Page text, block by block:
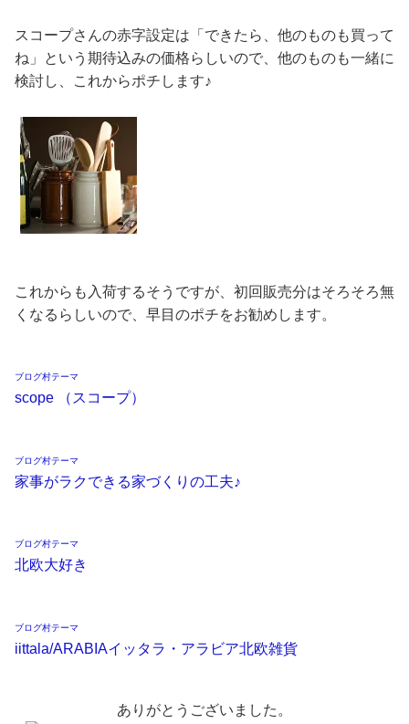
スコープさんの赤字設定は「できたら、他のものも買って
ね」という期待込みの価格らしいので、他のものも一緒に
検討し、これからポチします♪
これからも入荷するそうですが、初回販売分はそろそろ無
くなるらしいので、早目のポチをお勧めします。
ブログ村テーマ
scope （スコープ）
ブログ村テーマ
家事がラクできる家づくりの工夫♪
ブログ村テーマ
北欧大好き
ブログ村テーマ
iittala/ARABIAイッタラ・アラビア北欧雑貨
ありがとうございました。